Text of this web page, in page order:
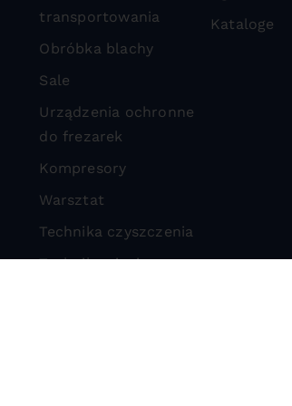
transportowania
Obróbka blachy
Sale
Urządzenia ochronne
do frezarek
Kompresory
Warsztat
Technika czyszczenia
Technika cięcia
Kataloge